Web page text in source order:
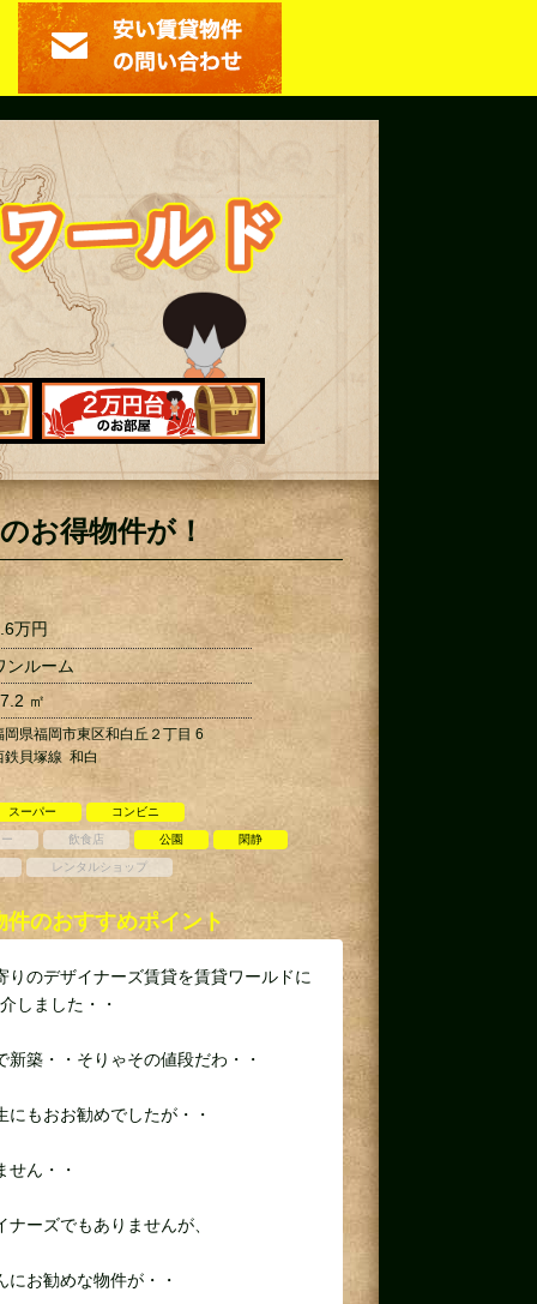
お得物件が！
万円
ンルーム
㎡
岡県福岡市東区和白丘２丁目 6
鉄貝塚線 和白
スーパー コンビニ
飲食店 公園 閑静
レンタルショップ
件のおすすめポイント
りのデザイナーズ賃貸を賃貸ワールドに
しました・・
新築・・そりゃその値段だわ・・
にもおお勧めでしたが・・
せん・・
ナーズでもありませんが、
にお勧めな物件が・・